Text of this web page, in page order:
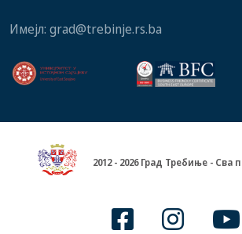
Имејл: grad@trebinje.rs.ba
2012 - 2026 Град Требиње - Сва